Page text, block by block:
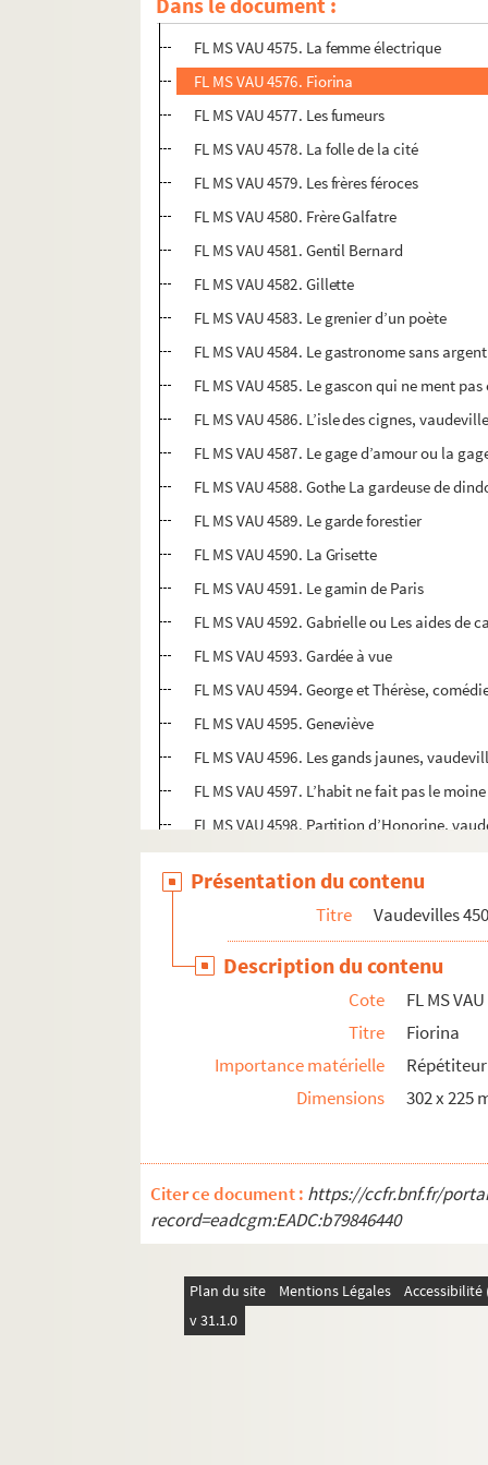
FL MS VAU 4574. Follette
FL MS VAU 4575. La femme électrique
FL MS VAU 4576. Fiorina
FL MS VAU 4577. Les fumeurs
FL MS VAU 4578. La folle de la cité
FL MS VAU 4579. Les frères féroces
FL MS VAU 4580. Frère Galfatre
FL MS VAU 4581. Gentil Bernard
FL MS VAU 4582. Gillette
FL MS VAU 4583. Le grenier d’un poète
FL MS VAU 4584. Le gastronome sans argent
FL MS VAU 4585. Le gascon qui ne ment
FL MS VAU 4586. L’isle des cignes,
FL MS VAU 4587. Le gage d’amour ou la
FL MS VAU 4588. Gothe La gardeuse de
FL MS VAU 4589. Le garde forestier
FL MS VAU 4590. La Grisette
FL MS VAU 4591. Le gamin de Paris
FL MS VAU 4592. Gabrielle ou Les aides de
FL MS VAU 4593. Gardée à vue
FL MS VAU 4594. George et Thérèse,
FL MS VAU 4595. Geneviève
FL MS VAU 4596. Les gands jaunes,
FL MS VAU 4597. L’habit ne fait pas le moine
FL MS VAU 4598. Partition d’Honorine,
FL MS VAU 4599. Le hussard de Felsheim
Vaudevilles 4800-4899
Vaudevilles 5100-5122
Partitions associées
Présentation du contenu
Titre Vaudevilles
Description du contenu
Cote
FL MS
Titre
Fiorina
Importance matérielle
Dimensions
302 x 225
Citer ce document : https://ccfr.bnf.fr/
record=eadcgm:EADC:b79846440
Plan du site Mentions Légales
v 31.1.0